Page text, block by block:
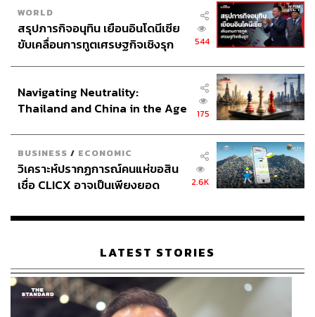
ภายนอกดูเรียบแต่ซ่อนความสปอร์ตเอาไว้
ดีไซน์ภายนอกของ iX1 L ซ่อนความเป็นสปอร์ตแบบ M ไว้ได้
อย่างเนียนด้วย ชุดแต่ง M Sport, ล้ออัลลอย 19-นิ้ว Double-
Spoke แบบทูโทน, และไฟหน้า Adaptive LED พร้อมระบบ
High-beam Assistant รวมถึงหลังคากระจก Panorama ที่
ช่วยให้ตัวรถดูคมและหรูขึ้นอีกระดับ โครงสร้างของรถดู
เรียบแต่มีพลัง เส้นสายไม่หวือหวาแบบสปอร์ตเต็มตัว แต่เมื่อ
มองดีๆ จะเห็นว่าใส่ลาย M และชุดตกแต่งไว้อย่างลงตัว ทำให้
เวลาขับออกต่างจังหวัดแล้วรู้สึกมั่นใจทั้งในเมืองและบนทาง
โค้ง
WORLD
สรุปภารกิจอนุทิน เยือนอินโดนีเซีย
ขับเคลื่อนการทูตเศรษฐกิจเชิงรุก
544
Navigating Neutrality:
Thailand and China in the Age
175
BUSINESS / ECONOMIC
วิเคราะห์ปรากฏการณ์คนแห่ขอสิน
เชื่อ CLICX อาจเป็นเพียงยอด
เรือนไทยที่ถูกซุกไว้
2.6K
LATEST STORIES